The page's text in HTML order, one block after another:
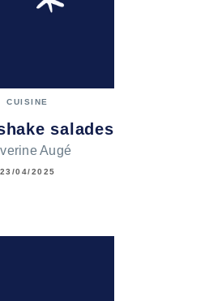
CUISINE
salades
Augé
23/04/2025